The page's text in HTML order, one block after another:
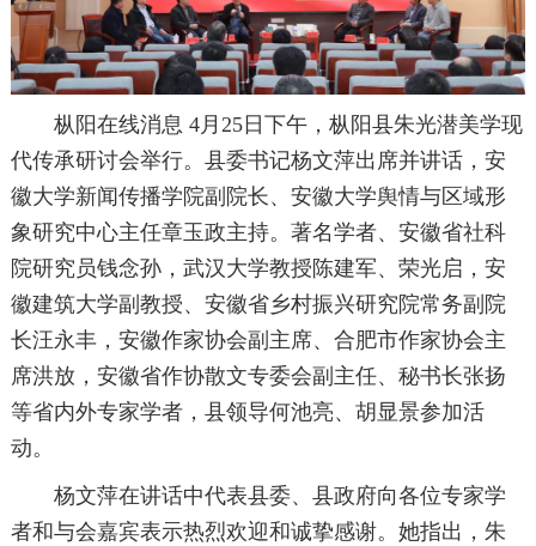
枞阳在线消息 4月25日下午，枞阳县朱光潜美学现
代传承研讨会举行。县委书记杨文萍出席并讲话，安
徽大学新闻传播学院副院长、安徽大学舆情与区域形
象研究中心主任章玉政主持。著名学者、安徽省社科
院研究员钱念孙，武汉大学教授陈建军、荣光启，安
徽建筑大学副教授、安徽省乡村振兴研究院常务副院
长汪永丰，安徽作家协会副主席、合肥市作家协会主
席洪放，安徽省作协散文专委会副主任、秘书长张扬
等省内外专家学者，县领导何池亮、胡显景参加活
动。
杨文萍在讲话中代表县委、县政府向各位专家学
者和与会嘉宾表示热烈欢迎和诚挚感谢。她指出，朱